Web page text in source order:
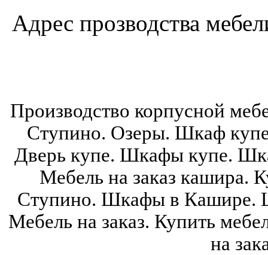
Адрес прозводства
Производство корпусной
Ступино. Озеры. Шкаф
Дверь купе. Шкафы купе.
Мебель на заказ кашира.
Ступино. Шкафы в Кашире.
Мебель на заказ. Купить
на